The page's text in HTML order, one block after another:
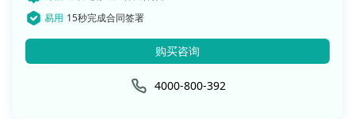
易用 15秒完成合同签署
购买咨询
4000-800-392